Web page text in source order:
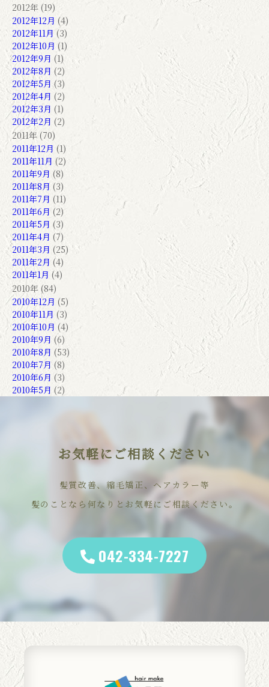
2012年 (19)
2012年12月 (4)
2012年11月 (3)
2012年10月 (1)
2012年9月 (1)
2012年8月 (2)
2012年5月 (3)
2012年4月 (2)
2012年3月 (1)
2012年2月 (2)
2011年 (70)
2011年12月 (1)
2011年11月 (2)
2011年9月 (8)
2011年8月 (3)
2011年7月 (11)
2011年6月 (2)
2011年5月 (3)
2011年4月 (7)
2011年3月 (25)
2011年2月 (4)
2011年1月 (4)
2010年 (84)
2010年12月 (5)
2010年11月 (3)
2010年10月 (4)
2010年9月 (6)
2010年8月 (53)
2010年7月 (8)
2010年6月 (3)
2010年5月 (2)
お気軽にご相談ください
髪質改善、縮毛矯正、ヘアカラー等
髪のことなら何なりとお気軽にご相談ください。
042-334-7227